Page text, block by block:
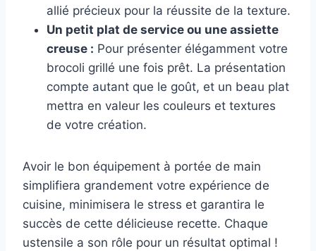
allié précieux pour la réussite de la texture.
Un petit plat de service ou une assiette
creuse : Pour présenter élégamment votre
brocoli grillé une fois prêt. La présentation
compte autant que le goût, et un beau plat
mettra en valeur les couleurs et textures
de votre création.
Avoir le bon équipement à portée de main
simplifiera grandement votre expérience de
cuisine, minimisera le stress et garantira le
succès de cette délicieuse recette. Chaque
ustensile a son rôle pour un résultat optimal !